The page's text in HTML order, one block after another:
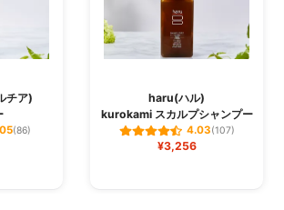
チア)
(86)
haru(ハル)
kurokami スカルプシャンプー
4.03(107)
¥3,256